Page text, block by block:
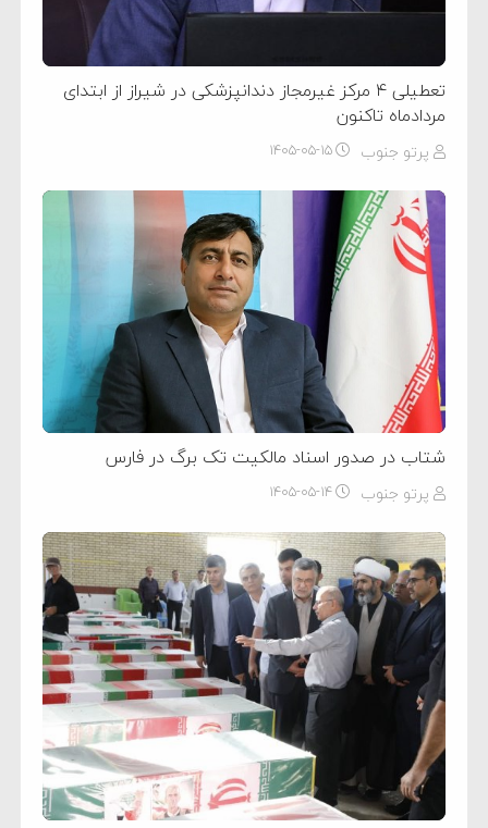
تعطیلی ۴ مرکز غیرمجاز دندانپزشکی در شیراز از ابتدای
مردادماه تاکنون
پرتو جنوب ۱۴۰۵-۰۵-۱۵
شتاب در صدور اسناد مالکیت تک برگ در فارس
پرتو جنوب ۱۴۰۵-۰۵-۱۴